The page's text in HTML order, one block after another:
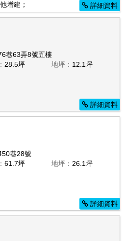
增建； 詳細資料
巷63弄8號五樓
28.5坪 地坪： 12.1坪
詳細資料
巷28號
61.7坪 地坪： 26.1坪
詳細資料